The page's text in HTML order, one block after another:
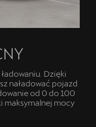
Dzięki
naładować pojazd
od 0 do 100
maksymalnej mocy